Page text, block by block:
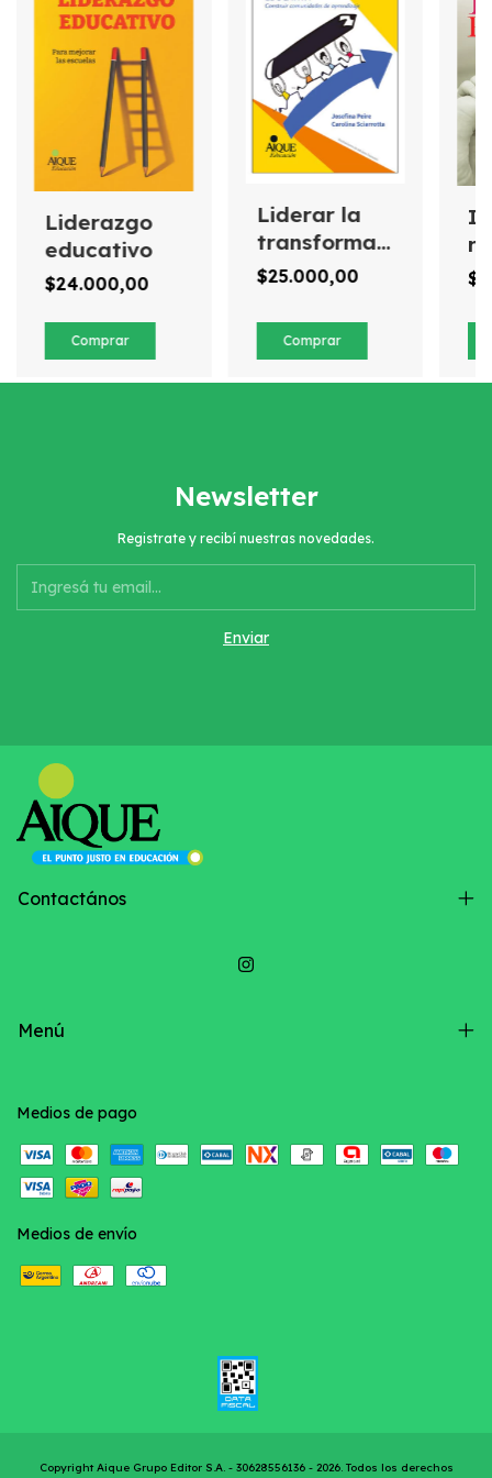
Liderazgo
educativo
$24.000,00
Liderar la
transformación
educativa
$25.000,00
Newsletter
Registrate y recibí nuestras novedades.
Contactános
Menú
Medios de pago
Medios de envío
Copyright Aique Grupo Editor S.A. - 30628556136 - 2026. Todos los derechos